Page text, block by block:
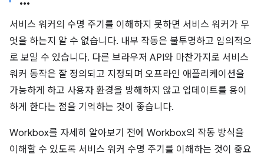
서비스 워커의 수명 주기를 이해하지 못하면 서비스 워커가 무
엇을 하는지 알 수 없습니다. 내부 작동은 불투명하고 임의적으
로 보일 수 있습니다. 다른 브라우저 API와 마찬가지로 서비스
워커 동작은 잘 정의되고 지정되며 오프라인 애플리케이션을
가능하게 하고 사용자 환경을 방해하지 않고 업데이트를 용이
하게 한다는 점을 기억하는 것이 좋습니다.
Workbox를 자세히 알아보기 전에 Workbox의 작동 방식을
이해할 수 있도록 서비스 워커 수명 주기를 이해하는 것이 중요